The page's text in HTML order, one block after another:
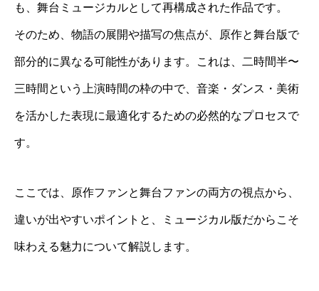
も、舞台ミュージカルとして再構成された作品です。
そのため、物語の展開や描写の焦点が、原作と舞台版で
部分的に異なる可能性があります。これは、二時間半〜
三時間という上演時間の枠の中で、音楽・ダンス・美術
を活かした表現に最適化するための必然的なプロセスで
す。
ここでは、原作ファンと舞台ファンの両方の視点から、
違いが出やすいポイントと、ミュージカル版だからこそ
味わえる魅力について解説します。